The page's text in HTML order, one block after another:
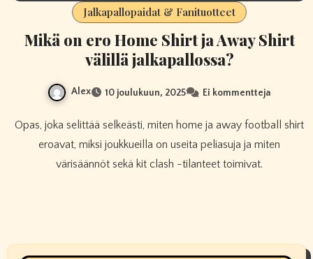
Jalkapallopaidat & Fanituotteet
Mikä on ero Home Shirt ja Away Shirt
välillä jalkapallossa?
Alex 10 joulukuun, 2025 Ei kommentteja
Opas, joka selittää selkeästi, miten home ja away football shirt
eroavat, miksi joukkueilla on useita peliasuja ja miten
värisäännöt sekä kit clash -tilanteet toimivat.